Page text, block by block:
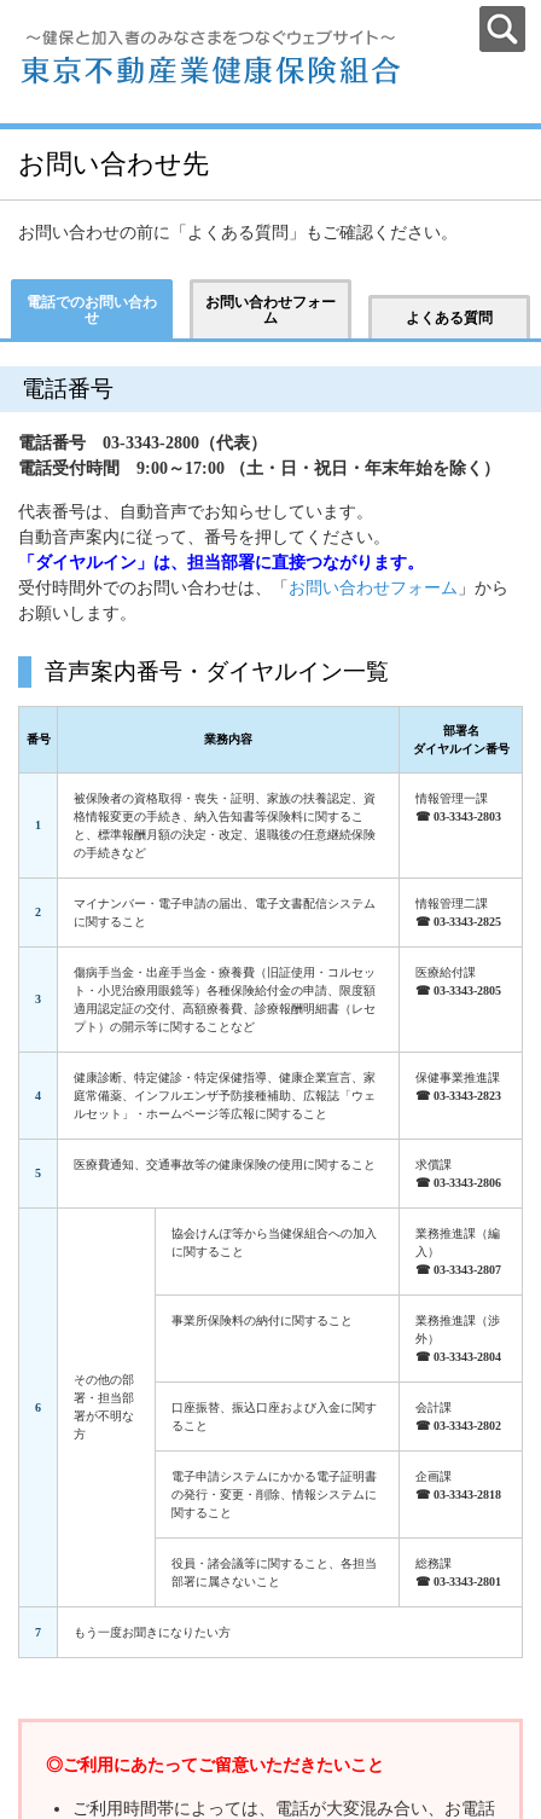
お問い合わせ先
お問い合わせの前に「よくある質問」もご確認ください。
電話でのお問い合わ
せ
お問い合わせフォー
ム
よくある質問
電話番号
電話番号 03-3343-2800（代表）
電話受付時間 9:00～17:00 （土・日・祝日・年末年始を除く）
代表番号は、自動音声でお知らせしています。
自動音声案内に従って、番号を押してください。
「ダイヤルイン」は、担当部署に直接つながります。
受付時間外でのお問い合わせは、「お問い合わせフォーム 」から
お願いします。
音声案内番号・ダイヤルイン一覧
番号 業務内容
部署名
ダイヤルイン番号
1
被保険者の資格取得・喪失・証明、家族の扶養認定、資
格情報変更の手続き、納入告知書等保険料に関するこ
と、標準報酬月額の決定・改定、退職後の任意継続保険
の手続きなど
情報管理一課
☎ 03-3343-2803
2
マイナンバー・電子申請の届出、電子文書配信システム
に関すること
情報管理二課
☎ 03-3343-2825
3
傷病手当金・出産手当金・療養費（旧証使用・コルセッ
ト・小児治療用眼鏡等）各種保険給付金の申請、限度額
適用認定証の交付、高額療養費、診療報酬明細書（レセ
プト）の開示等に関することなど
医療給付課
☎ 03-3343-2805
4
健康診断、特定健診・特定保健指導、健康企業宣言、家
庭常備薬、インフルエンザ予防接種補助、広報誌「ウェ
ルセット」・ホームページ等広報に関すること
保健事業推進課
☎ 03-3343-2823
5
医療費通知、交通事故等の健康保険の使用に関すること
求償課
☎ 03-3343-2806
6
その他の部
署・担当部
署が不明な
方
協会けんぽ等から当健保組合への加入
に関すること
業務推進課（編
入）
☎ 03-3343-2807
事業所保険料の納付に関すること
業務推進課（渉
外）
☎ 03-3343-2804
口座振替、振込口座および入金に関す
ること
会計課
☎ 03-3343-2802
電子申請システムにかかる電子証明書
の発行・変更・削除、情報システムに
関すること
企画課
☎ 03-3343-2818
役員・諸会議等に関すること、各担当
部署に属さないこと
総務課
☎ 03-3343-2801
7 もう一度お聞きになりたい方
◎ご利用にあたってご留意いただきたいこと
ご利用時間帯によっては、電話が大変混み合い、お電話